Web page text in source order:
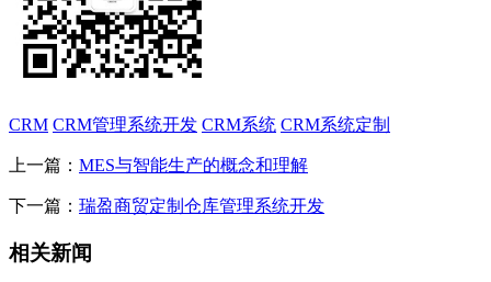
CRM CRM管理系统开发 CRM系统 CRM系统定制
上一篇： MES与智能生产的概念和理解
下一篇： 瑞盈商贸定制仓库管理系统开发
相关新闻